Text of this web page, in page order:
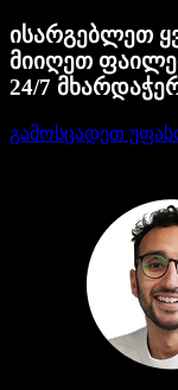
ისარგებლეთ
მიიღეთ
24/7
გამოსცადეთ